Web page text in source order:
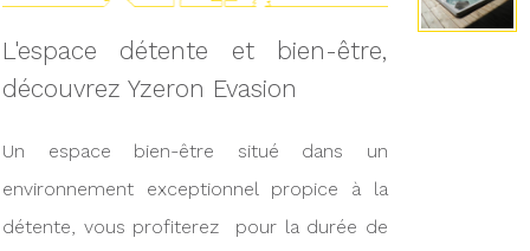
L'espace détente et bien-être,
découvrez Yzeron Evasion
Un espace bien-être situé dans un
environnement exceptionnel propice à la
détente, vous profiterez pour la durée de